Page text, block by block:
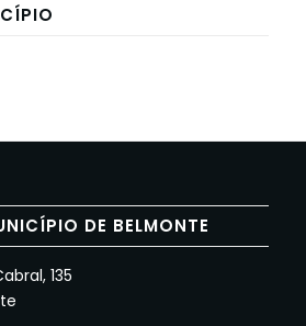
DE BELMONTE
135